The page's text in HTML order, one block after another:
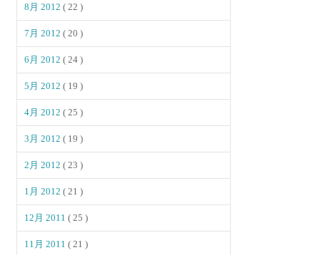
8月 2012( 22 )
7月 2012( 20 )
6月 2012( 24 )
5月 2012( 19 )
4月 2012( 25 )
3月 2012( 19 )
2月 2012( 23 )
1月 2012( 21 )
12月 2011( 25 )
11月 2011( 21 )